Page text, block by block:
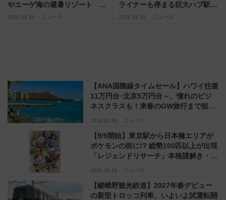
2026.08.05 ニュース
やエーゲ海の避暑リゾート 関
連検索数が前年比237％増、ナ
2026.08.05 ニュース
ライナーも停まる巨大ハブ駅・
新鎌ヶ谷はどう変わる？ 全テ
2026.08.04 ニュース
【ANA国際線タイムセール】ハワイ往復
11万円台･北京5万円台～、憧れのビジ
ネスクラスも！来春のGW旅行まで狙え
2026.08.04 ニュース
【9/9開始】東京駅から日本橋エリアが
ポケモンの街に!? 総勢100匹以上が出現
「レジェンドリサーチ」本格謎解き・グ
【嵯峨野観光鉄道】2027年春デビュー
の新型トロッコ列車、いよいよ試運転開